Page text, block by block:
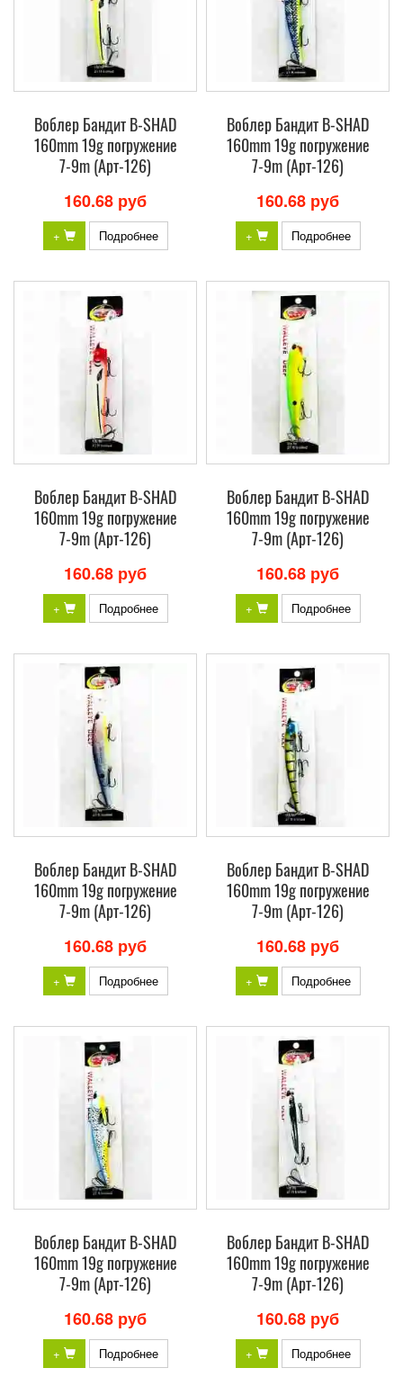
Воблер Бандит B-SHAD
160mm 19g погружение
7-9m (Арт-126)
160.68 руб
+ Подробнее
Воблер Бандит B-SHAD
160mm 19g погружение
7-9m (Арт-126)
160.68 руб
+ Подробнее
Воблер Бандит B-SHAD
160mm 19g погружение
7-9m (Арт-126)
160.68 руб
+ Подробнее
Воблер Бандит B-SHAD
160mm 19g погружение
7-9m (Арт-126)
160.68 руб
+ Подробнее
Воблер Бандит B-SHAD
160mm 19g погружение
7-9m (Арт-126)
160.68 руб
+ Подробнее
Воблер Бандит B-SHAD
160mm 19g погружение
7-9m (Арт-126)
160.68 руб
+ Подробнее
Воблер Бандит B-SHAD
160mm 19g погружение
7-9m (Арт-126)
160.68 руб
+ Подробнее
Воблер Бандит B-SHAD
160mm 19g погружение
7-9m (Арт-126)
160.68 руб
+ Подробнее